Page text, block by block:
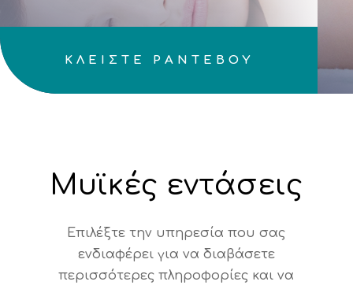
ΚΛΕΙΣΤΕ ΡΑΝΤΕΒΟΥ
Μυϊκές εντάσεις
Επιλέξτε την υπηρεσία που σας
ενδιαφέρει για να διαβάσετε
περισσότερες πληροφορίες και να